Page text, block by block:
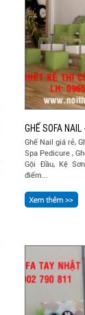
GHẾ SOFA NAIL
Ghế Nail giá rẻ,
Spa Pedicure ,
Gội Đầu, Kệ
điểm...